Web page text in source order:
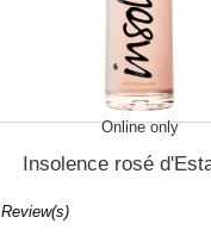
Online only
Insolence rosé
Review(s)